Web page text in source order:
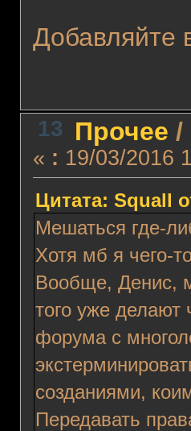
Добавляйте
13 Прочее /
« : 19/03/2016
Цитата: Squall
Мешаться где-
Хотя мб я чего-
Вообще, Денис,
того уже делают
форума с
созданиями,
Передавать